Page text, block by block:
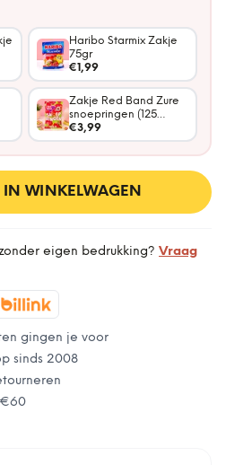
Haribo Starmix Zakje
75gr
€1,99
Zakje Red Band Zure
snoepringen (125
gram)
€3,99
IN WINKELWAGEN
eigen bedrukking? Vraag
gingen je voor
sinds 2008
€60